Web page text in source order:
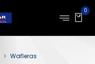
0
Wafleras